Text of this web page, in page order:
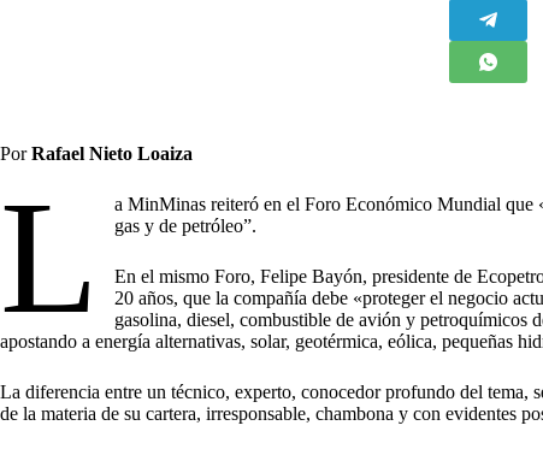
PorRafael Nieto Loaiza
L
a MinMinas reiteró en el Foro Económico Mundial que
gas y de petróleo”.
En el mismo Foro, Felipe Bayón, presidente de
20 años, que la compañía debe «proteger el negocio
gasolina, diesel, combustible de avión y petroquímicos
apostando a energía alternativas, solar, geotérmica, eólica, pequeñas
La diferencia entre un técnico, experto, conocedor profundo del
de la materia de su cartera, irresponsable, chambona y con evidentes